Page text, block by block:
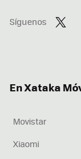
Síguenos
En Xataka
Movistar
Xiaomi